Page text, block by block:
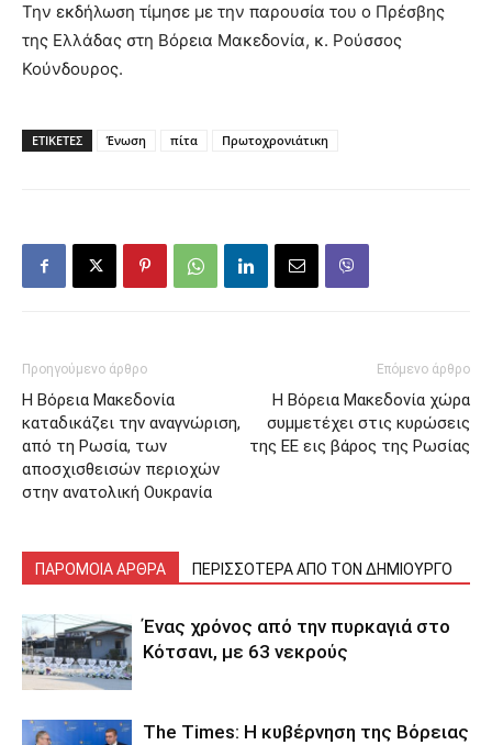
Την εκδήλωση τίμησε με την παρουσία του ο Πρέσβης
της Ελλάδας στη Βόρεια Μακεδονία, κ. Ρούσσος
Κούνδουρος.
ΕΤΙΚΕΤΕΣ Ένωση πίτα Πρωτοχρονιάτικη
Προηγούμενο άρθρο
Η Βόρεια Μακεδονία
καταδικάζει την αναγνώριση,
από τη Ρωσία, των
αποσχισθεισών περιοχών
στην ανατολική Ουκρανία
Επόμενο άρθρο
Η Βόρεια Μακεδονία χώρα
συμμετέχει στις κυρώσεις
της ΕΕ εις βάρος της Ρωσίας
ΠΑΡΟΜΟΙΑ ΑΡΘΡΑ ΠΕΡΙΣΣΟΤΕΡΑ ΑΠΟ ΤΟΝ ΔΗΜΙΟΥΡΓΟ
Ένας χρόνος από την πυρκαγιά στο
Κότσανι, με 63 νεκρούς
The Times: Η κυβέρνηση της Βόρειας